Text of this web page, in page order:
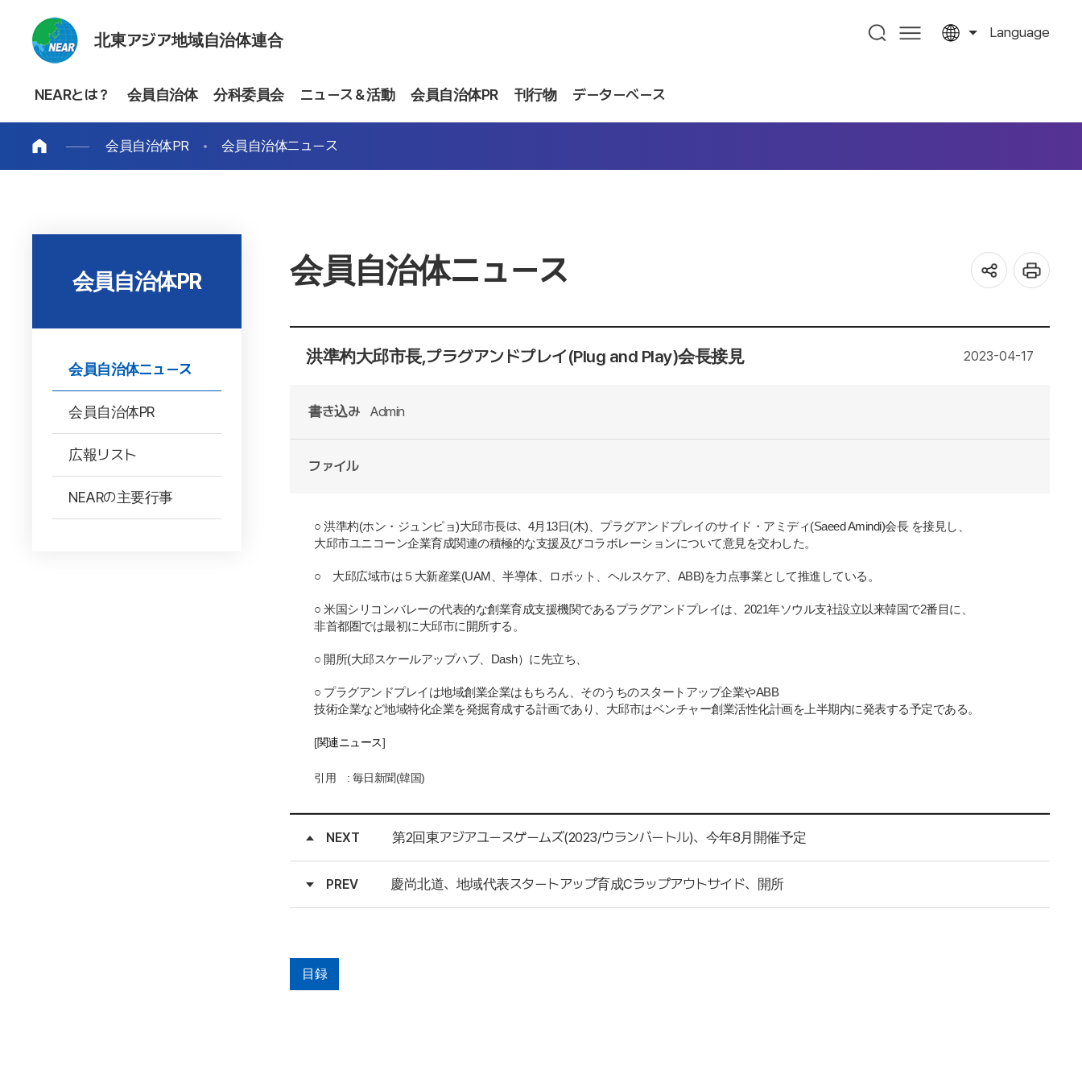
北東アジア地域自治体連合 Language
NEARとは？ 会員自治体 分科委員会 ニュース＆活動 会員自治体PR 刊行物 データーベース
会員自治体PR 会員自治体ニュース
会員自治体PR
会員自治体ニュース
会員自治体PR
広報リスト
NEARの主要行事
会員自治体ニュース
洪準杓大邱市長,プラグアンドプレイ(Plug and Play)会長接見 2023-04-17
書き込み Admin
ファイル
○ 洪準杓(ホン・ジュンピョ)大邱市長は、 4月 13日(木) 、プラグアンドプレイのサイド・アミディ(Saeed Amindi)会長 を接見し、
大邱市ユニコーン企業育成関連の積極的な支援及びコラボレーションについて意見を交わした。
○ 大邱広域市は５大新産業(UAM 、半導体、ロボット、ヘルスケア、 ABB)を力点事業として推進している。
○ 米国シリコンバレーの代表的な創業育成支援機関であるプラグアンドプレイは、 2021年ソウル支社設立以来韓国で2番目に、
非首都圏では最初に大邱市に開所する 。
○ 開所(大邱スケールアップハブ、 Dash）に先立ち、
○ プラグアンドプレイは地域創業企業はもちろん、そのうちのスタートアップ企業やABB
技術企業など地域特化企業を発掘育成する計画であり、大邱市はベンチャー創業活性化計画を上半期内に発表する予定である。
[関連ニュ ース]
引用 : 毎日新聞(韓国)
NEXT 第2回東アジアユースゲームズ(2023/ウランバートル)、今年8月開催予定
PREV 慶尚北道、地域代表スタートアップ育成Cラップアウトサイド、開所
目録